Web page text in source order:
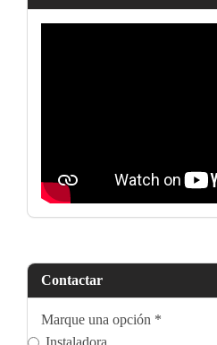
Contactar
Marque una opción *
Instaladora